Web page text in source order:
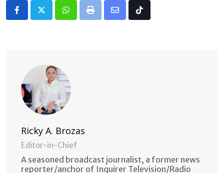
Whatsapp
Print
Share Tiktok
Ricky A. Brozas
Editor-in-Chief
A seasoned broadcast journalist, a former news
reporter/anchor of Inquirer Television/Radio